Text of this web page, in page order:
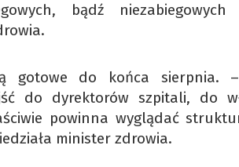
bądź niezabiegowych
gotowe do końca sierpnia.
do dyrektorów szpitali, do
powinna wyglądać
minister zdrowia.